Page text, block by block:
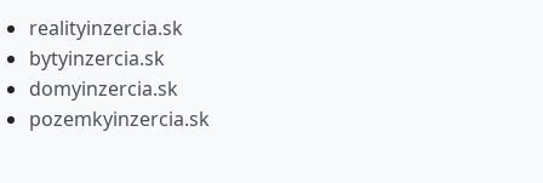
realityinzercia.sk
bytyinzercia.sk
domyinzercia.sk
pozemkyinzercia.sk